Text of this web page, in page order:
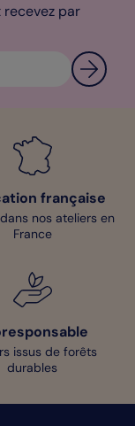
votre
Service Client,
destinataires en
création !
par
française
nos ateliers en
France
issus de forêts
durables